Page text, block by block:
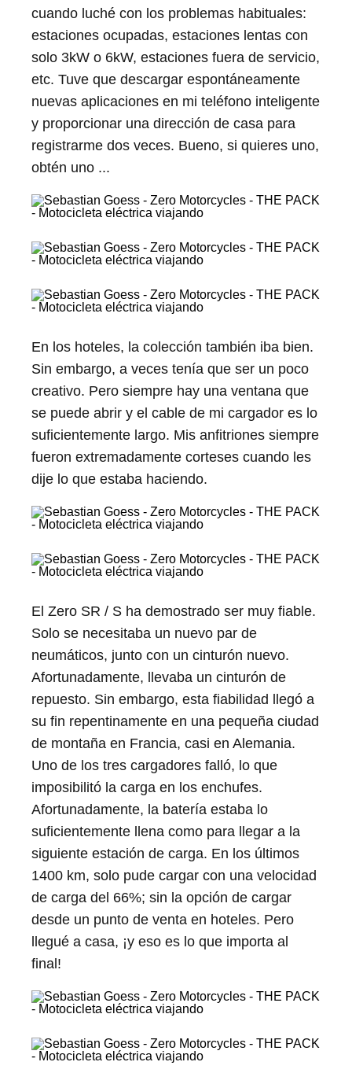
cuando luché con los problemas habituales:
estaciones ocupadas, estaciones lentas con
solo 3kW o 6kW, estaciones fuera de servicio,
etc. Tuve que descargar espontáneamente
nuevas aplicaciones en mi teléfono inteligente
y proporcionar una dirección de casa para
registrarme dos veces. Bueno, si quieres uno,
obtén uno ...
En los hoteles, la colección también iba bien.
Sin embargo, a veces tenía que ser un poco
creativo. Pero siempre hay una ventana que
se puede abrir y el cable de mi cargador es lo
suficientemente largo. Mis anfitriones siempre
fueron extremadamente corteses cuando les
dije lo que estaba haciendo.
El Zero SR / S ha demostrado ser muy fiable.
Solo se necesitaba un nuevo par de
neumáticos, junto con un cinturón nuevo.
Afortunadamente, llevaba un cinturón de
repuesto. Sin embargo, esta fiabilidad llegó a
su fin repentinamente en una pequeña ciudad
de montaña en Francia, casi en Alemania.
Uno de los tres cargadores falló, lo que
imposibilitó la carga en los enchufes.
Afortunadamente, la batería estaba lo
suficientemente llena como para llegar a la
siguiente estación de carga. En los últimos
1400 km, solo pude cargar con una velocidad
de carga del 66%; sin la opción de cargar
desde un punto de venta en hoteles. Pero
llegué a casa, ¡y eso es lo que importa al
final!